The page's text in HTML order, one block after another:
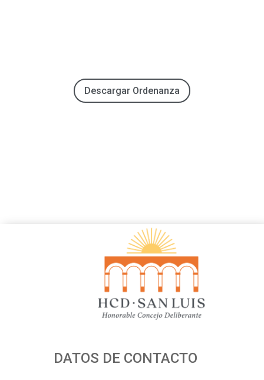
Descargar Ordenanza
DATOS DE CONTACTO